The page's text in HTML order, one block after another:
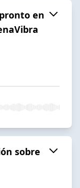
en
sobre